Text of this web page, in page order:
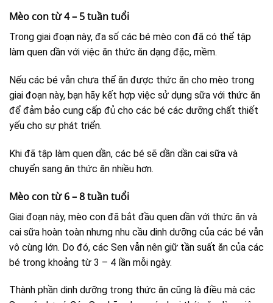
Mèo con từ 4 – 5 tuần tuổi
Trong giai đoạn này, đa số các bé mèo con đã có thể tập
làm quen dần với việc ăn thức ăn dạng đặc, mềm.
Nếu các bé vẫn chưa thể ăn được thức ăn cho mèo trong
giai đoạn này, bạn hãy kết hợp việc sử dụng sữa với thức ăn
để đảm bảo cung cấp đủ cho các bé các dưỡng chất thiết
yếu cho sự phát triển.
Khi đã tập làm quen dần, các bé sẽ dần dần cai sữa và
chuyển sang ăn thức ăn nhiều hơn.
Mèo con từ 6 – 8 tuần tuổi
Giai đoạn này, mèo con đã bắt đầu quen dần với thức ăn và
cai sữa hoàn toàn nhưng nhu cầu dinh dưỡng của các bé vẫn
vô cùng lớn. Do đó, các Sen vẫn nên giữ tần suất ăn của các
bé trong khoảng từ 3 – 4 lần mỗi ngày.
Thành phần dinh dưỡng trong thức ăn cũng là điều mà các